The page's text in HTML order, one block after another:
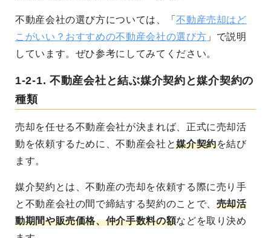
不動産会社の選び方については、「不動産売却はど
こがいい？おすすめの不動産会社の選び方 」で説明
しています。ぜひ参考にしてみてください。
1-2-1. 不動産会社と結ぶ媒介契約と媒介契約の
種類
売却を任せる不動産会社が決まれば、正式に売却活
動を依頼するために、不動産会社と媒介契約を結び
ます。
媒介契約とは、不動産の売却を依頼する際に売り手
と不動産会社の間で締結する契約のことで、 売却活
動期間や販売価格、仲介手数料の額などを取り決め